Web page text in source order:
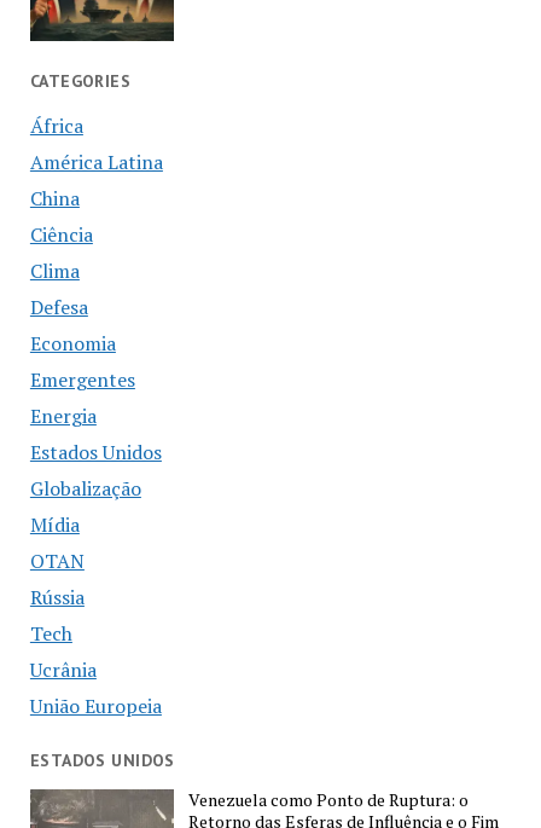
CATEGORIES
África
América Latina
China
Ciência
Clima
Defesa
Economia
Emergentes
Energia
Estados Unidos
Globalização
Mídia
OTAN
Rússia
Tech
Ucrânia
União Europeia
ESTADOS UNIDOS
Venezuela como Ponto de Ruptura: o
Retorno das Esferas de Influência e o Fim